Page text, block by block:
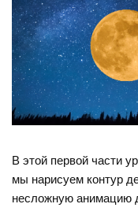
В этой первой части
мы нарисуем контур
несложную анимацию